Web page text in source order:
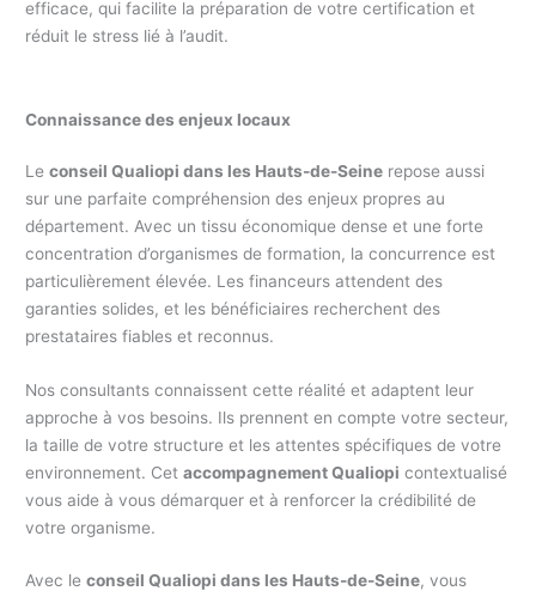
efficace, qui facilite la préparation de votre certification et
réduit le stress lié à l’audit.
Connaissance des enjeux locaux
Leconseil Qualiopi dans les Hauts-de-Seine repose aussi
sur une parfaite compréhension des enjeux propres au
département. Avec un tissu économique dense et une forte
concentration d’organismes de formation, la concurrence est
particulièrement élevée. Les financeurs attendent des
garanties solides, et les bénéficiaires recherchent des
prestataires fiables et reconnus.
Nos consultants connaissent cette réalité et adaptent leur
approche à vos besoins. Ils prennent en compte votre secteur,
la taille de votre structure et les attentes spécifiques de votre
environnement. Cetaccompagnement Qualiopi contextualisé
vous aide à vous démarquer et à renforcer la crédibilité de
votre organisme.
Avec leconseil Qualiopi dans les Hauts-de-Seine, vous